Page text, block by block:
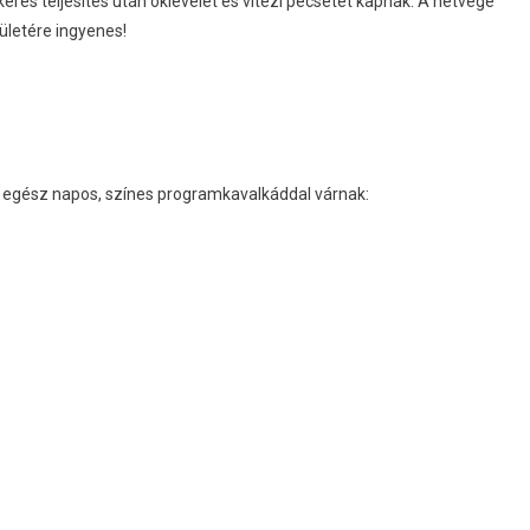
ingyenes!
napos, színes programkavalkáddal várnak: